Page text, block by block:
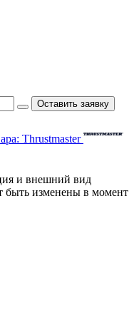
Оставить заявку
Thrustmaster
и внешний вид
быть изменены в момент